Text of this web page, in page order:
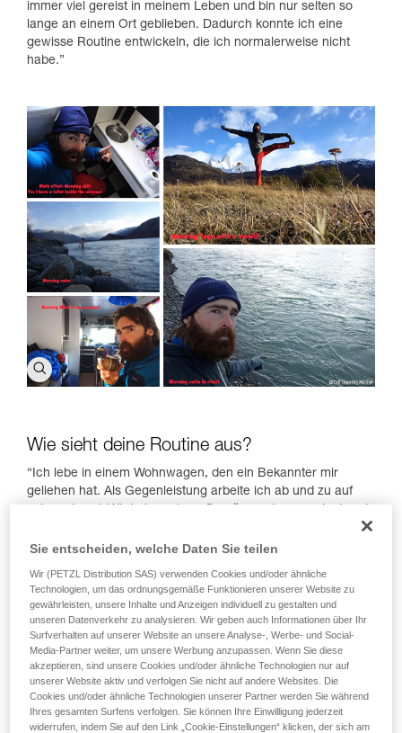
immer viel gereist in meinem Leben und bin nur selten so
lange an einem Ort geblieben. Dadurch konnte ich eine
gewisse Routine entwickeln, die ich normalerweise nicht
habe.”
Wie sieht deine Routine aus?
“Ich lebe in einem Wohnwagen, den ein Bekannter mir
geliehen hat. Als Gegenleistung arbeite ich ab und zu auf
ist genial, ich habe das vorher noch nie gemacht! Ich lerne
Im Winter ist das Leben im Wohnwagen ziemlich rau. Die
Temperaturen sinken auf -20°C. Aber im Vergleich zum
Portaledge ist es der reine Luxus! Alles ist relativ! Mir gefällt
das raue Leben hier. Auch wenn es kalt ist, stehe ich
morgens früh auf, gehe zum Fluss und tauche ins kalte
Wasser. Das mache ich jeden Tag, auch im Winter! Ich
bleibe nicht sehr lange im Wasser, manchmal 1 Minute,
manchmal 10 Minuten. Ich liebe das Gefühl des kalten
Sie entscheiden, welche Daten Sie teilen
Wir (PETZL Distribution SAS) verwenden Cookies und/oder ähnliche
Technologien, um das ordnungsgemäße Funktionieren unserer Website zu
gewährleisten, unsere Inhalte und Anzeigen individuell zu gestalten und
unseren Datenverkehr zu analysieren. Wir geben auch Informationen über Ihr
Surfverhalten auf unserer Website an unsere Analyse-, Werbe- und Social-
Media-Partner weiter, um unsere Werbung anzupassen. Wenn Sie diese
akzeptieren, sind unsere Cookies und/oder ähnliche Technologien nur auf
unserer Website aktiv und verfolgen Sie nicht auf andere Websites. Die
Cookies und/oder ähnliche Technologien unserer Partner werden Sie während
Ihres gesamten Surfens verfolgen. Sie können Ihre Einwilligung jederzeit
widerrufen, indem Sie auf den Link „Cookie-Einstellungen“ klicken, der sich am